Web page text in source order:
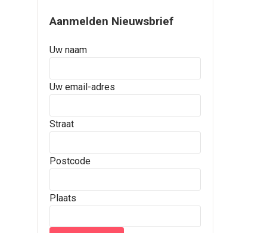
Aanmelden Nieuwsbrief
Uw naam
Uw email-adres
Straat
Postcode
Plaats